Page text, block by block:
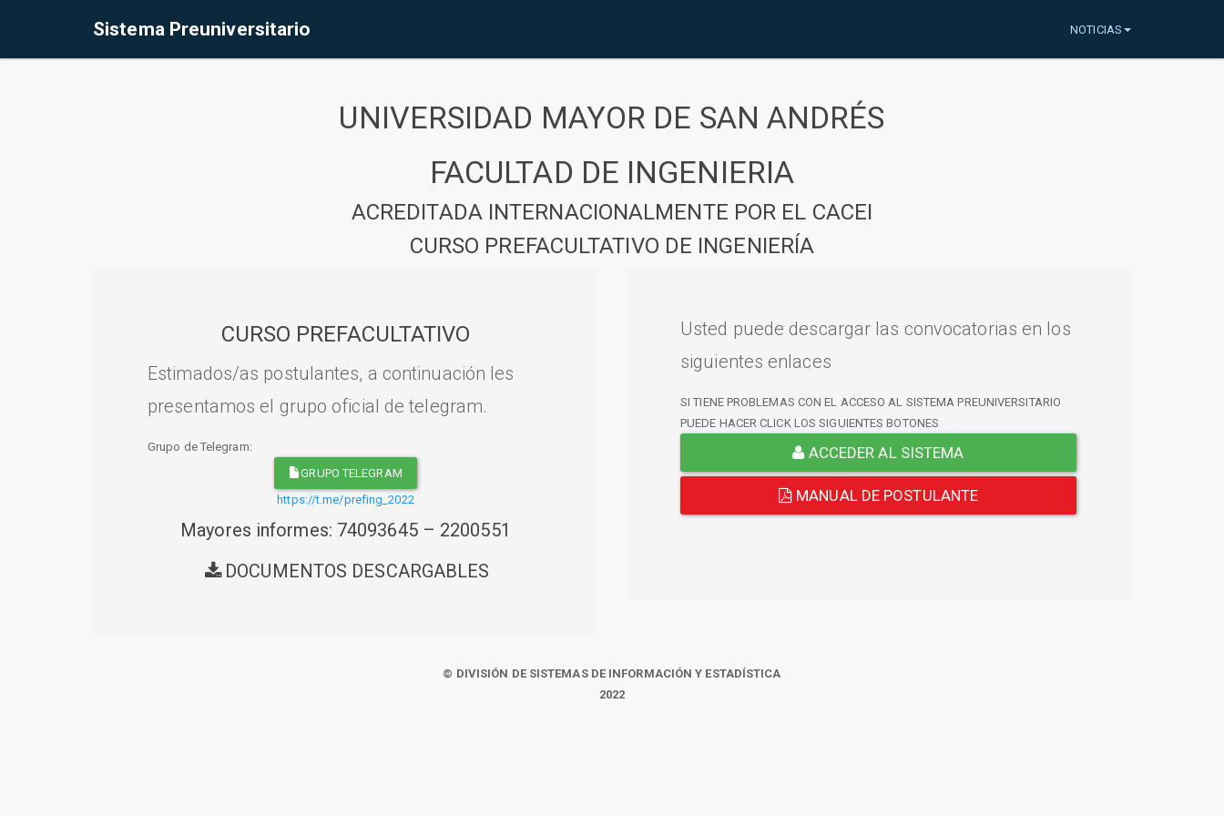
Sistema Preuniversitario NOTICIAS
UNIVERSIDAD MAYOR DE SAN ANDRÉS
FACULTAD DE INGENIERIA
ACREDITADA INTERNACIONALMENTE POR EL CACEI
CURSO PREFACULTATIVO DE INGENIERÍA
CURSO PREFACULTATIVO
Estimados/as postulantes, a continuación les
presentamos el grupo oficial de telegram.
Grupo de Telegram:
GRUPO TELEGRAM
https://t.me/prefing_2022
Mayores informes: 74093645 – 2200551
DOCUMENTOS DESCARGABLES
Usted puede descargar las convocatorias en los
siguientes enlaces
SI TIENE PROBLEMAS CON EL ACCESO AL SISTEMA PREUNIVERSITARIO
PUEDE HACER CLICK LOS SIGUIENTES BOTONES
ACCEDER AL SISTEMA
MANUAL DE POSTULANTE
© DIVISIÓN DE SISTEMAS DE INFORMACIÓN Y ESTADÍSTICA
2022